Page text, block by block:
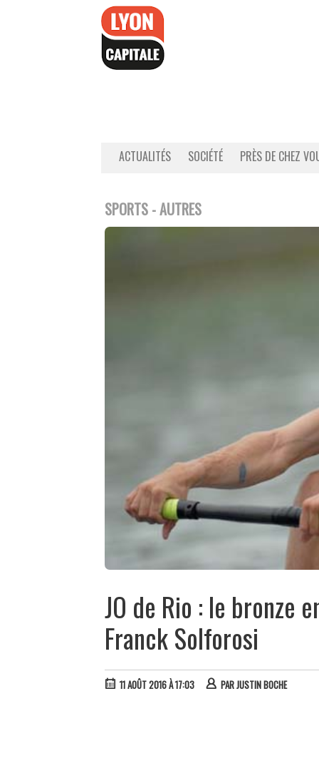
ACTUALITÉS SOCIÉTÉ PRÈS DE CHEZ
SPORTS - AUTRES
JO de Rio : le bronze
Franck Solforosi
11 AOÛT 2016 À 17:03 PARJUSTIN BOCHE